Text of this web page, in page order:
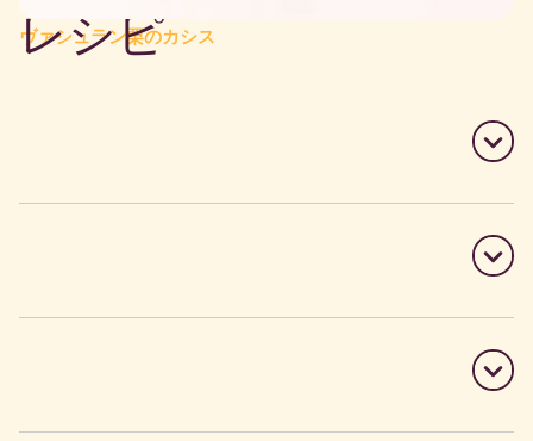
ヴァシュラン栗のカシス
レシピ